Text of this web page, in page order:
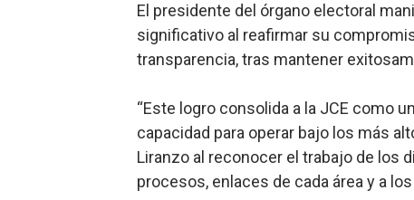
El presidente del órgano electoral
significativo al reafirmar su
transparencia, tras mantener
“Este logro consolida a la JCE como
capacidad para operar bajo los más
Liranzo al reconocer el trabajo de los
procesos, enlaces de cada área y a